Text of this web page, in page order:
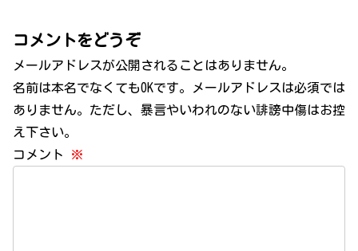
コメントをどうぞ
メールアドレスが公開されることはありません。
名前は本名でなくてもOKです。メールアドレスは必須では
ありません。ただし、暴言やいわれのない誹謗中傷はお控
え下さい。
コメント
※